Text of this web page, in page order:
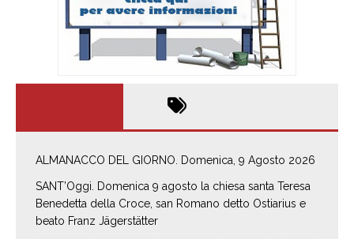
ALMANACCO DEL GIORNO. Domenica, 9 Agosto 2026
SANT’Oggi. Domenica 9 agosto la chiesa santa Teresa
Benedetta della Croce, san Romano detto Ostiarius e
beato Franz Jägerstätter